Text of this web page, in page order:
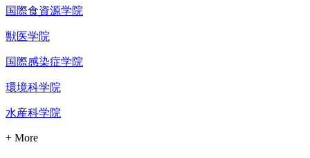
国際食資源学院
獣医学院
国際感染症学院
環境科学院
水産科学院
+ More